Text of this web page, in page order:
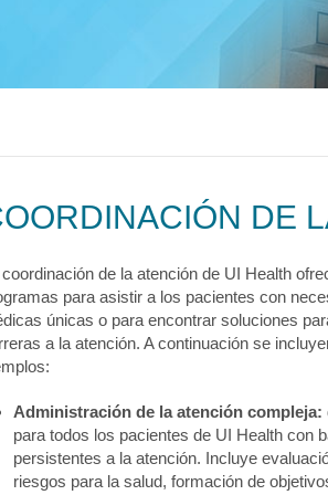
Urgente
DE
coordinación de la atención de UI Health
para asistir a los pacientes con
únicas o para encontrar soluciones
a la atención. A continuación se
Administración de la atención compleja:
para todos los pacientes de UI Health con
persistentes a la atención. Incluye
riesgos para la salud, formación de